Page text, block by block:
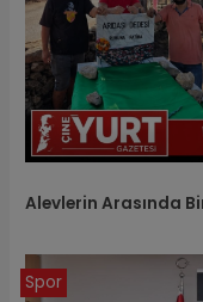
Alevlerin Arasında
Spor